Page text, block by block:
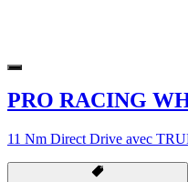
PRO RACING
11 Nm Direct Drive avec